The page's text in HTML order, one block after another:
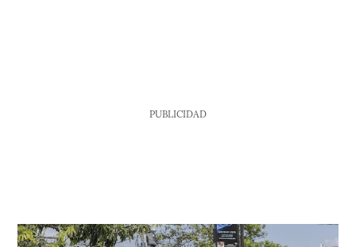
PUBLICIDAD